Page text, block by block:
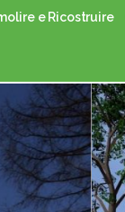
e Ricostruire